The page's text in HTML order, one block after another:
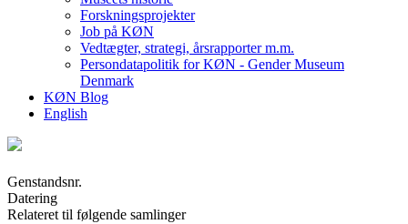
Forskningsprojekter
Job på KØN
Vedtægter, strategi, årsrapporter m.m.
Persondatapolitik for KØN - Gender Museum
Denmark
KØN Blog
English
Genstandsnr.
Datering
Relateret til følgende samlinger